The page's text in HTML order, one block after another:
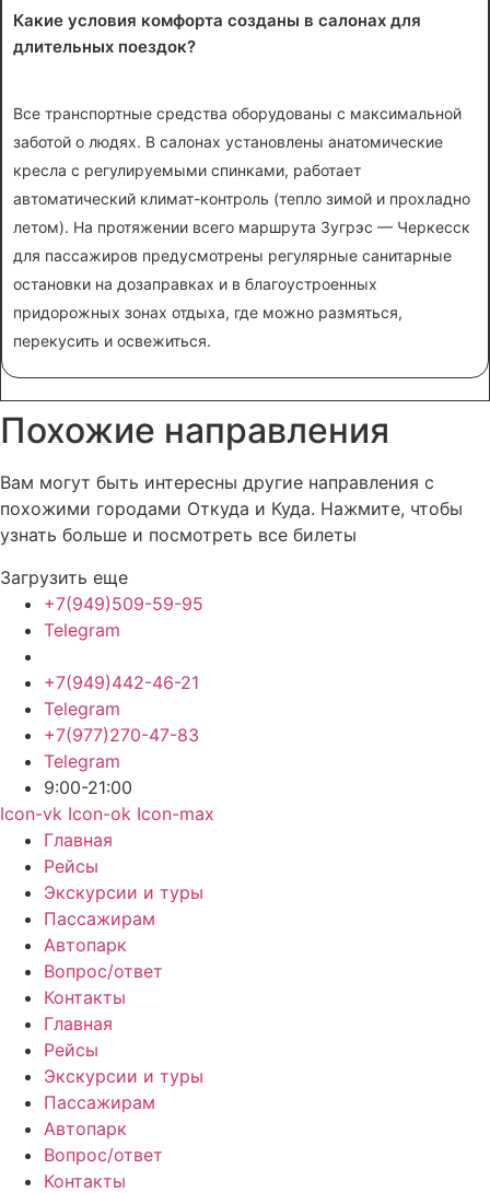
Какие условия комфорта созданы в салонах для
длительных поездок?
Все транспортные средства оборудованы с максимальной
заботой о людях. В салонах установлены анатомические
кресла с регулируемыми спинками, работает
автоматический климат-контроль (тепло зимой и прохладно
летом). На протяжении всего маршрута Зугрэс — Черкесск
для пассажиров предусмотрены регулярные санитарные
остановки на дозаправках и в благоустроенных
придорожных зонах отдыха, где можно размяться,
перекусить и освежиться.
Похожие направления
Вам могут быть интересны другие направления с
похожими городами Откуда и Куда. Нажмите, чтобы
узнать больше и посмотреть все билеты
Загрузить еще
+7(949)509-59-95
Telegram
+7(949)442-46-21
Telegram
+7(977)270-47-83
Telegram
9:00-21:00
Icon-vk Icon-ok Icon-max
Главная
Рейсы
Экскурсии и туры
Пассажирам
Автопарк
Вопрос/ответ
Контакты
Главная
Рейсы
Экскурсии и туры
Пассажирам
Автопарк
Вопрос/ответ
Контакты